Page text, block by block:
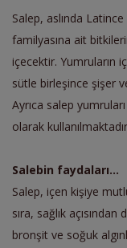
Salep, aslında
familyasına ait
içecektir. Yumruların
sütle birleşince şişer
Ayrıca salep
olarak
Salebin faydaları...
Salep, içen kişiye
sıra, sağlık
bronşit ve soğuk